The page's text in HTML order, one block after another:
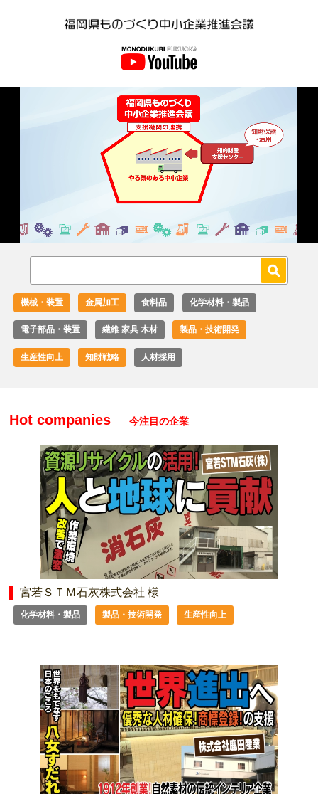
Unmute Loaded
機械・装置 金属加工 食料品 化学材料・製品
電子部品・装置 繊維 家具 木材 製品・技術開発
生産性向上 知財戦略 人材採用
Hot companies 今注目の企業
宮若ＳＴＭ石灰株式会社 様
化学材料・製品 製品・技術開発 生産性向上